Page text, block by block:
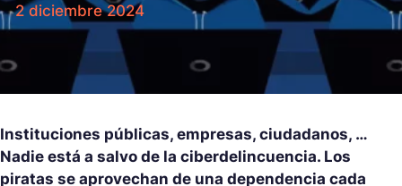
2 diciembre 2024
Instituciones públicas, empresas, ciudadanos, …
Nadie está a salvo de la ciberdelincuencia. Los
piratas se aprovechan de una dependencia cada